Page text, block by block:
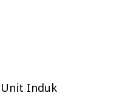
Unit Induk